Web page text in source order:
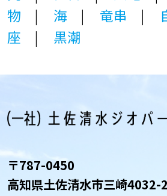
物
海 竜串
座
黒潮
〒787-0450
高知県土佐清水市三崎4032-2